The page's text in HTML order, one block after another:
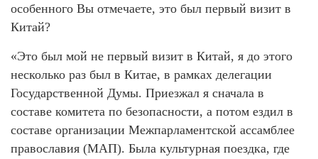
особенного Вы отмечаете, это был первый визит в
Китай?
«Это был мой не первый визит в Китай, я до этого
несколько раз был в Китае, в рамках делегации
Государственной Думы. Приезжал я сначала в
составе комитета по безопасности, а потом ездил в
составе организации Межпарламентской ассамблее
православия (МАП). Была культурная поездка, где